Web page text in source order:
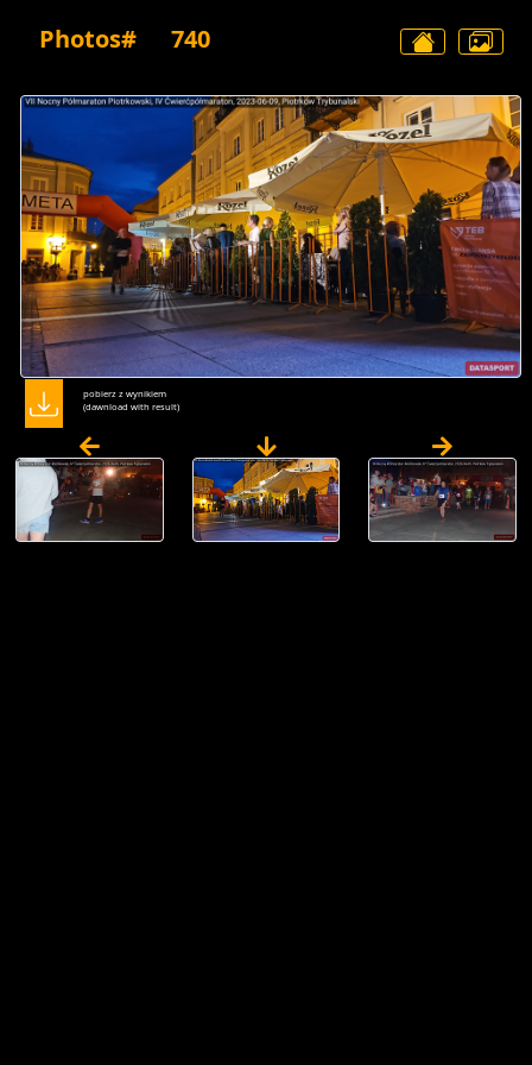
Photos# 740
pobierz z wynikiem
(dawnload with result)